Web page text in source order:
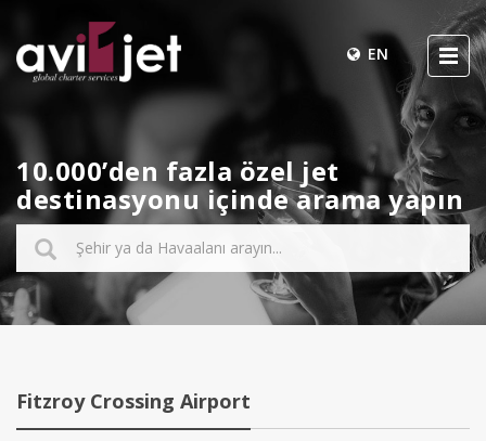
EN
10.000’den fazla özel jet
destinasyonu içinde arama yapın
Fitzroy Crossing Airport